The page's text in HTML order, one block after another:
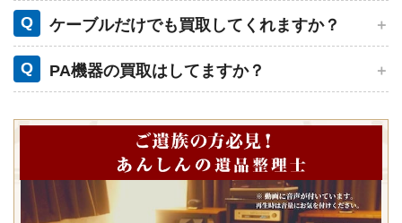
Q ケーブルだけでも買取してくれますか？
Q PA機器の買取はしてますか？